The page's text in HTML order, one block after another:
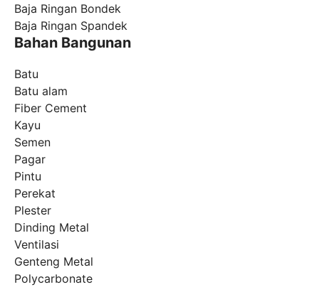
Baja Ringan Bondek
Baja Ringan Spandek
Bahan Bangunan
Batu
Batu alam
Fiber Cement
Kayu
Semen
Pagar
Pintu
Perekat
Plester
Dinding Metal
Ventilasi
Genteng Metal
Polycarbonate